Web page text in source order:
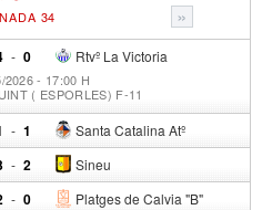
»
34
- Rtvº La Victoria
0
2026 - 17:00 H
( ESPORLES) F-11
- Santa Catalina Atº
1
- Sineu
2
- Platges de Calvia "B"
0